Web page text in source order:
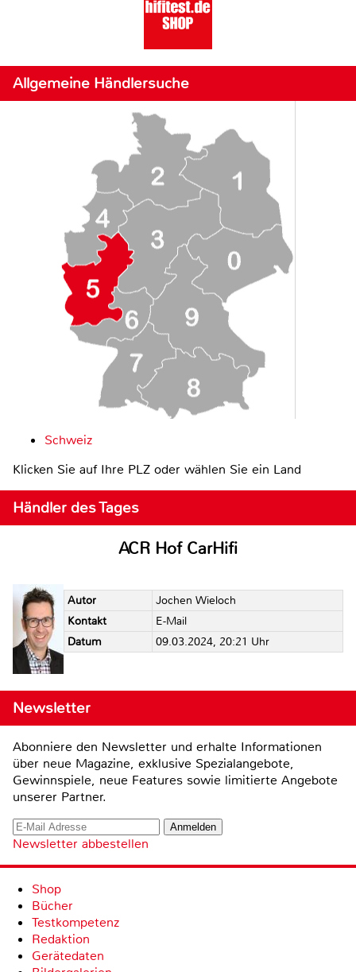
Allgemeine Händlersuche
Schweiz
Klicken Sie auf Ihre PLZ oder wählen Sie ein Land
Händler des Tages
ACR Hof CarHifi
Autor
Jochen Wieloch
Kontakt
E-Mail
Datum
09.03.2024, 20:21 Uhr
Newsletter
Abonniere den Newsletter und erhalte Informationen
über neue Magazine, exklusive Spezialangebote,
Gewinnspiele, neue Features sowie limitierte Angebote
unserer Partner.
Newsletter abbestellen
Shop
Bücher
Testkompetenz
Redaktion
Gerätedaten